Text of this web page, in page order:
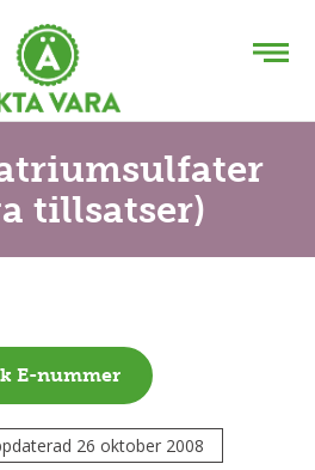
tillsatser)
E-nummer
26 oktober 2008